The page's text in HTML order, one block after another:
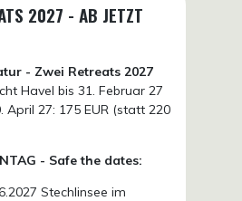
2027 - AB JETZT
- Zwei Retreats 2027
Havel bis 31. Februar 27
April 27: 175 EUR (statt 220
- Safe the dates:
Stechlinsee im